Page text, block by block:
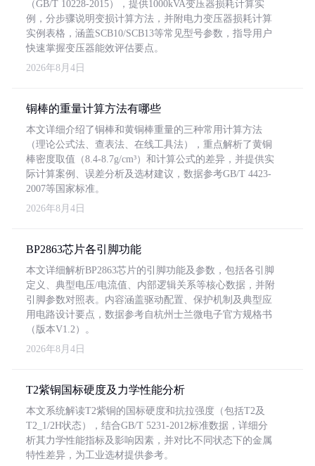
（GB/T 10228-2015），提供1000kVA变压器损耗计算实
例，分步骤说明变损计算方法，并附电力变压器损耗计算
实例表格，涵盖SCB10/SCB13等常见型号参数，指导用户
快速掌握变压器能效评估要点。
2026年8月4日
铜棒的重量计算方法有哪些
本文详细介绍了铜棒和黄铜棒重量的三种常用计算方法
（理论公式法、查表法、在线工具法），重点解析了黄铜
棒密度取值（8.4-8.7g/cm³）和计算公式的差异，并提供实
际计算案例、误差分析及选材建议，数据参考GB/T 4423-
2007等国家标准。
2026年8月4日
BP2863芯片各引脚功能
本文详细解析BP2863芯片的引脚功能及参数，包括各引脚
定义、典型电压/电流值、内部逻辑关系等核心数据，并附
引脚参数对照表。内容涵盖驱动配置、保护机制及典型应
用电路设计要点，数据参考自杭州士兰微电子官方规格书
（版本V1.2）。
2026年8月4日
T2紫铜国标硬度及力学性能分析
本文系统解读T2紫铜的国标硬度和抗拉强度（包括T2及
T2_1/2H状态），结合GB/T 5231-2012标准数据，详细分
析其力学性能指标及影响因素，并对比不同状态下的金属
特性差异，为工业选材提供参考。